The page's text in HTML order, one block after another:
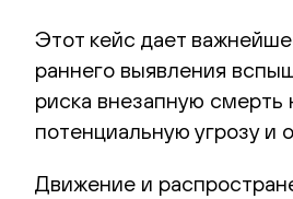
Этот кейс дает
раннего выявления
риска внезапную смерть
потенциальную угрозу и
Движение и